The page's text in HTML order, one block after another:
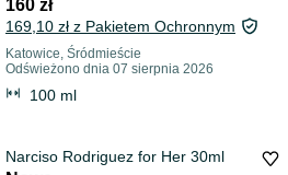
160 zł
169,10 zł z Pakietem Ochronnym
Katowice, Śródmieście
Odświeżono dnia 07 sierpnia 2026
100 ml
Narciso Rodriguez for Her 30ml